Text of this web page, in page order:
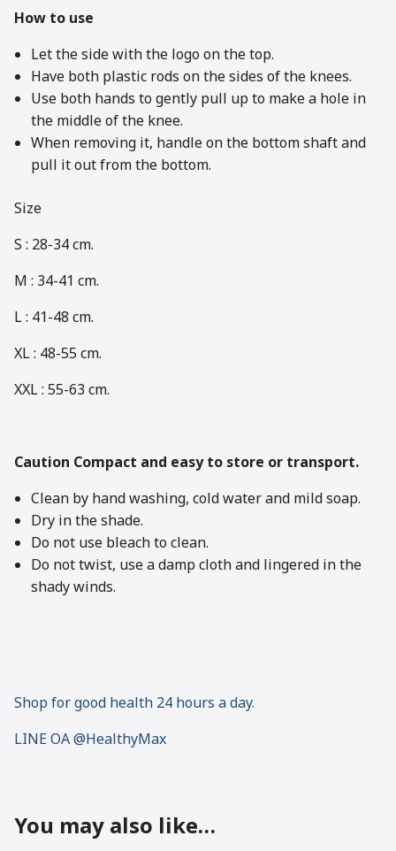
How to use
Let the side with the logo on the top.
Have both plastic rods on the sides of the knees.
Use both hands to gently pull up to make a hole in
the middle of the knee.
When removing it, handle on the bottom shaft and
pull it out from the bottom.
Size
S : 28-34 cm.
M : 34-41 cm.
L : 41-48 cm.
XL : 48-55 cm.
XXL : 55-63 cm.
Caution Compact and easy to store or transport.
Clean by hand washing, cold water and mild soap.
Dry in the shade.
Do not use bleach to clean.
Do not twist, use a damp cloth and lingered in the
shady winds.
Shop for good health 24 hours a day.
LINE OA @HealthyMax
You may also like…